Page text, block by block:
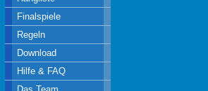
Finalspiele
Regeln
Download
Hilfe & FAQ